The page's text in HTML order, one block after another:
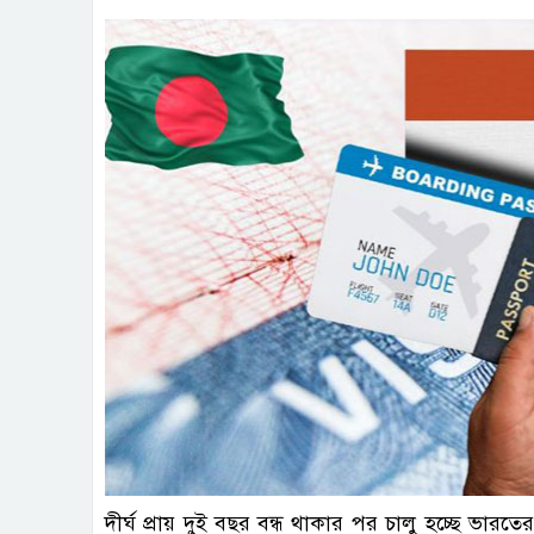
দীর্ঘ প্রায় দুই বছর বন্ধ থাকার পর চালু হচ্ছে